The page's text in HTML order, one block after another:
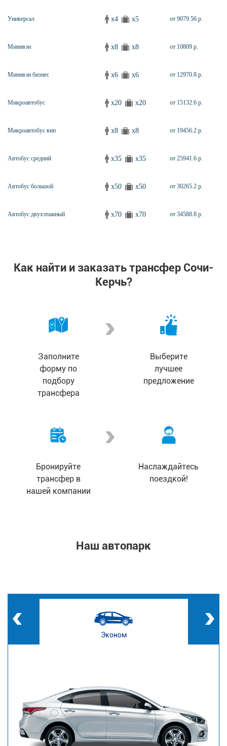
Универсал x4 x5 от 9079.56 р.
Минивэн x8 x8 от 10809 р.
Минивэн бизнес x6 x6 от 12970.8 р.
Микроавтобус x20 x20 от 15132.6 р.
Микроавтобус вип x8 x8 от 19456.2 р.
Автобус средний x35 x35 от 25941.6 р.
Автобус большой x50 x50 от 30265.2 р.
Автобус двухэтажный x70 x70 от 34588.8 р.
Как найти и заказать трансфер Сочи-
Керчь?
Заполните
форму по
подбору
трансфера
Выберите
лучшее
предложение
Бронируйте
трансфер в
нашей компании
Наслаждайтесь
поездкой!
Наш автопарк
Эконом